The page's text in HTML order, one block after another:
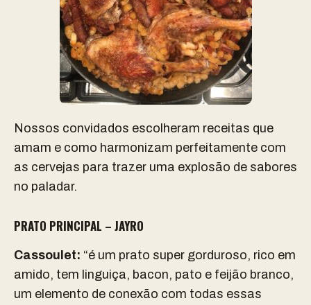
Nossos convidados escolheram receitas que
amam e como harmonizam perfeitamente com
as cervejas para trazer uma explosão de sabores
no paladar.
PRATO PRINCIPAL – JAYRO
Cassoulet: “é um prato super gorduroso, rico em
amido, tem linguiça, bacon, pato e feijão branco,
um elemento de conexão com todas essas